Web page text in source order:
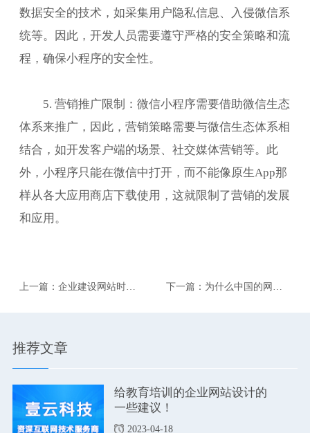
数据安全的技术，如采集用户隐私信息、入侵微信系
统等。因此，开发人员需要遵守严格的安全策略和流
程，确保小程序的安全性。
5. 营销推广限制：微信小程序需要借助微信生态
体系来推广，因此，营销策略需要与微信生态体系相
结合，如开发客户端的场景、社交媒体营销等。此
外，小程序只能在微信中打开，而不能像原生App那
样从各大应用商店下载使用，这就限制了营销的发展
和应用。
上一篇：企业建设网站时，
下一篇：为什么中国的网络
推荐文章
给教育培训的企业网站设计的
一些建议！
2023-04-18